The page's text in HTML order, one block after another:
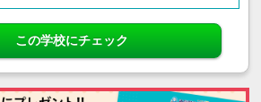
この学校にチェック